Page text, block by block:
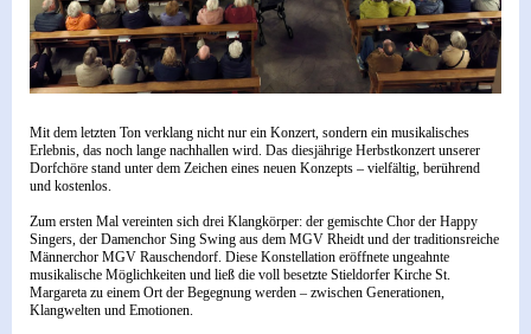
Mit dem letzten Ton verklang nicht nur ein Konzert, sondern ein musikalisches
Erlebnis, das noch lange nachhallen wird. Das diesjährige Herbstkonzert unserer
Dorfchöre stand unter dem Zeichen eines neuen Konzepts – vielfältig, berührend
und kostenlos.
Zum ersten Mal vereinten sich drei Klangkörper: der gemischte Chor der Happy
Singers, der Damenchor Sing Swing aus dem MGV Rheidt und der traditionsreiche
Männerchor MGV Rauschendorf. Diese Konstellation eröffnete ungeahnte
musikalische Möglichkeiten und ließ die voll besetzte Stieldorfer Kirche St.
Margareta zu einem Ort der Begegnung werden – zwischen Generationen,
Klangwelten und Emotionen.